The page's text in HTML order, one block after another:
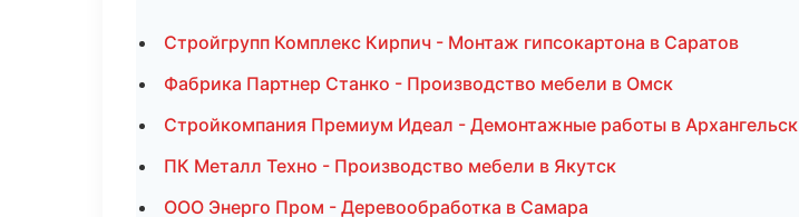
Стройгрупп Комплекс Кирпич - Монтаж гипсокартона в Саратов
Фабрика Партнер Станко - Производство мебели в Омск
Стройкомпания Премиум Идеал - Демонтажные работы в Архангельск
ПК Металл Техно - Производство мебели в Якутск
ООО Энерго Пром - Деревообработка в Самара